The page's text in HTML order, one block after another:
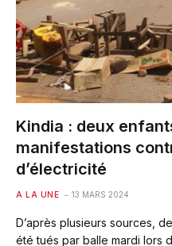
Kindia : deux
manifestations
d’électricité
A LA UNE 13 MARS 2024
D’après plusieurs sources,
été tués par balle mardi lors